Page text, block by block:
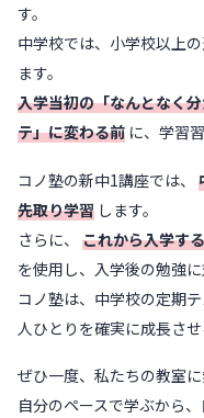
す。
中学校では、小学校以上
ます。
入学当初の「なんとなく
テ」に変わる前 に、学習
コノ塾の新中1講座では、
先取り学習 します。
さらに、 これから入学す
を使用し、入学後の勉強
コノ塾は、中学校の定期
人ひとりを確実に成長さ
ぜひ一度、私たちの教室
自分のペースで学ぶから